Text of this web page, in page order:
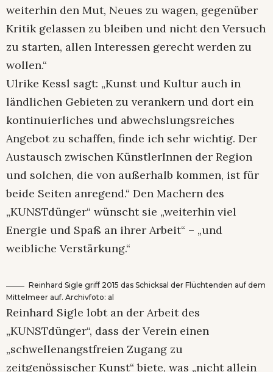
weiterhin den Mut, Neues zu wagen, gegenüber
Kritik gelassen zu bleiben und nicht den Versuch
zu starten, allen Interessen gerecht werden zu
wollen.“
Ulrike Kessl sagt: „Kunst und Kultur auch in
ländlichen Gebieten zu verankern und dort ein
kontinuierliches und abwechslungsreiches
Angebot zu schaffen, finde ich sehr wichtig. Der
Austausch zwischen KünstlerInnen der Region
und solchen, die von außerhalb kommen, ist für
beide Seiten anregend.“ Den Machern des
„KUNSTdünger“ wünscht sie „weiterhin viel
Energie und Spaß an ihrer Arbeit“ – „und
weibliche Verstärkung.“
Reinhard Sigle griff 2015 das Schicksal der Flüchtenden auf dem
Mittelmeer auf. Archivfoto: al
Reinhard Sigle lobt an der Arbeit des
„KUNSTdünger“, dass der Verein einen
„schwellenangstfreien Zugang zu
zeitgenössischer Kunst“ biete, was „nicht allein